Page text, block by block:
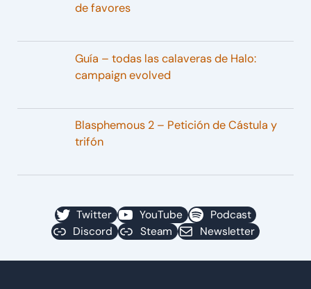
de favores
Guía – todas las calaveras de Halo:
campaign evolved
Blasphemous 2 – Petición de Cástula y
trifón
Twitter YouTube
Podcast
Discord
Steam Newsletter